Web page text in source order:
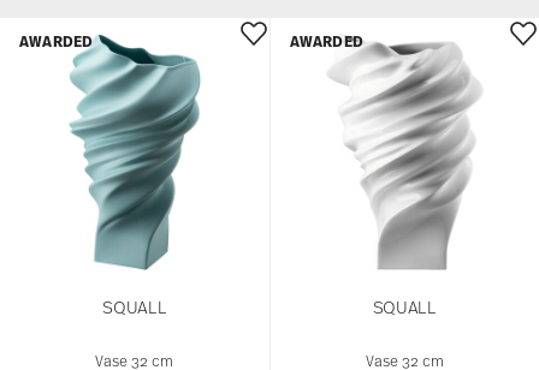
SQUALL
Vase 32 cm
AWARDED
SQUALL
Vase 32 cm
AWARDED